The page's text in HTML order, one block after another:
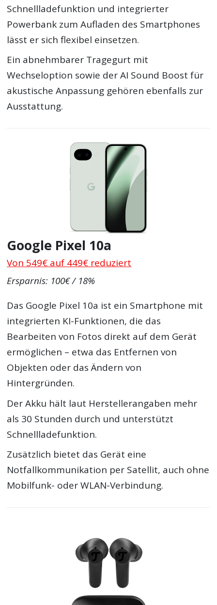
Schnellladefunktion und integrierter
Powerbank zum Aufladen des Smartphones
lässt er sich flexibel einsetzen.
Ein abnehmbarer Tragegurt mit
Wechseloption sowie der AI Sound Boost für
akustische Anpassung gehören ebenfalls zur
Ausstattung.
Google Pixel 10a
Von 549€ auf 449€ reduziert
Ersparnis: 100€ / 18%
Das Google Pixel 10a ist ein Smartphone mit
integrierten KI-Funktionen, die das
Bearbeiten von Fotos direkt auf dem Gerät
ermöglichen – etwa das Entfernen von
Objekten oder das Ändern von
Hintergründen.
Der Akku hält laut Herstellerangaben mehr
als 30 Stunden durch und unterstützt
Schnellladefunktion.
Zusätzlich bietet das Gerät eine
Notfallkommunikation per Satellit, auch ohne
Mobilfunk- oder WLAN-Verbindung.